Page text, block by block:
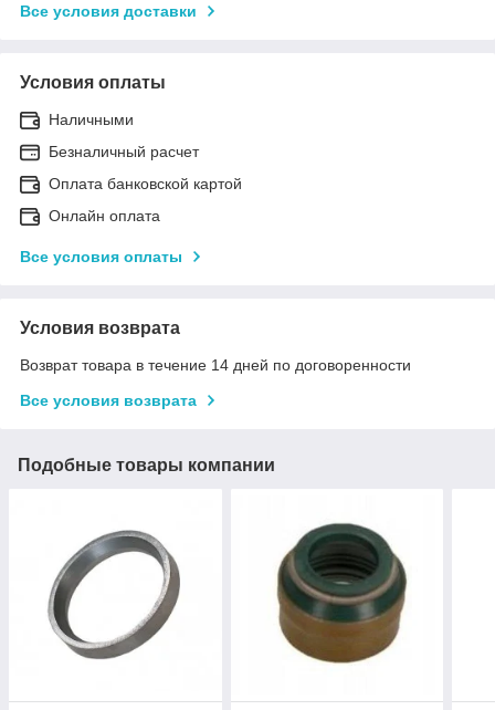
Все условия доставки
Условия оплаты
Наличными
Безналичный расчет
Оплата банковской картой
Онлайн оплата
Все условия оплаты
Условия возврата
Возврат товара в течение 14 дней по договоренности
Все условия возврата
Подобные товары компании